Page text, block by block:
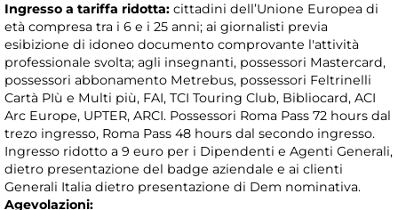
Ingresso a tariffa ridotta: cittadini dell’Unione Europea di
età compresa tra i 6 e i 25 anni; ai giornalisti previa
esibizione di idoneo documento comprovante l'attività
professionale svolta; agli insegnanti, possessori Mastercard,
possessori abbonamento Metrebus, possessori Feltrinelli
Cartà PIù e Multi più, FAI, TCI Touring Club, Bibliocard, ACI
Arc Europe, UPTER, ARCI. Possessori Roma Pass 72 hours dal
trezo ingresso, Roma Pass 48 hours dal secondo ingresso.
Ingresso ridotto a 9 euro per i Dipendenti e Agenti Generali,
dietro presentazione del badge aziendale e ai clienti
Generali Italia dietro presentazione di Dem nominativa.
Agevolazioni: